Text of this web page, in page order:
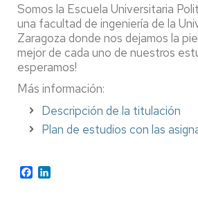
Somos la Escuela Universitaria
una facultad de ingeniería de la
Zaragoza donde nos dejamos la
mejor de cada uno de nuestros
esperamos!
Más información:
Descripción de la titulación
Plan de estudios con las
Facebook